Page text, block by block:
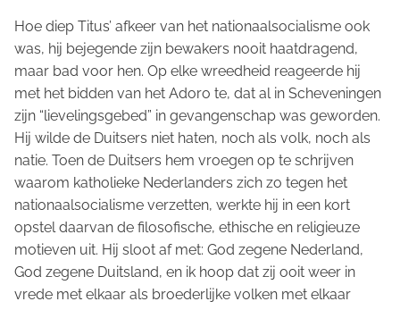
Hoe diep Titus’ afkeer van het nationaalsocialisme ook
was, hij bejegende zijn bewakers nooit haatdragend,
maar bad voor hen. Op elke wreedheid reageerde hij
met het bidden van het Adoro te, dat al in Scheveningen
zijn “lievelingsgebed” in gevangenschap was geworden.
Hij wilde de Duitsers niet haten, noch als volk, noch als
natie. Toen de Duitsers hem vroegen op te schrijven
waarom katholieke Nederlanders zich zo tegen het
nationaalsocialisme verzetten, werkte hij in een kort
opstel daarvan de filosofische, ethische en religieuze
motieven uit. Hij sloot af met: God zegene Nederland,
God zegene Duitsland, en ik hoop dat zij ooit weer in
vrede met elkaar als broederlijke volken met elkaar